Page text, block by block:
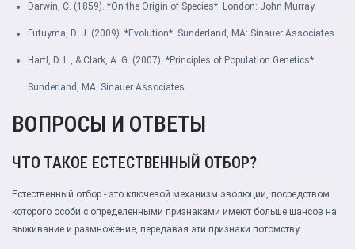
Darwin, C. (1859). *On the Origin of Species*. London: John Murray.
Futuyma, D. J. (2009). *Evolution*. Sunderland, MA: Sinauer Associates.
Hartl, D. L., & Clark, A. G. (2007). *Principles of Population Genetics*.
Sunderland, MA: Sinauer Associates.
ВОПРОСЫ И ОТВЕТЫ
ЧТО ТАКОЕ ЕСТЕСТВЕННЫЙ ОТБОР?
Естественный отбор - это ключевой механизм эволюции, посредством
которого особи с определенными признаками имеют больше шансов на
выживание и размножение, передавая эти признаки потомству.